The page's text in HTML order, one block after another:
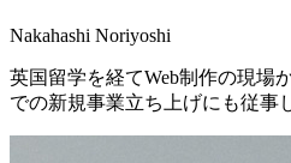
Nakahashi Noriyoshi
英国留学を経てWeb制作の現場
での新規事業立ち上げにも従事